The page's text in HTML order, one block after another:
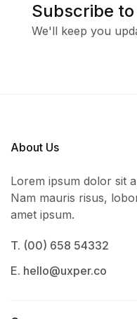
Subscribe
We'll keep you
About Us
Lorem ipsum dolor sit
Nam mauris risus,
amet ipsum.
T. (00) 658 54332
E. hello@uxper.co